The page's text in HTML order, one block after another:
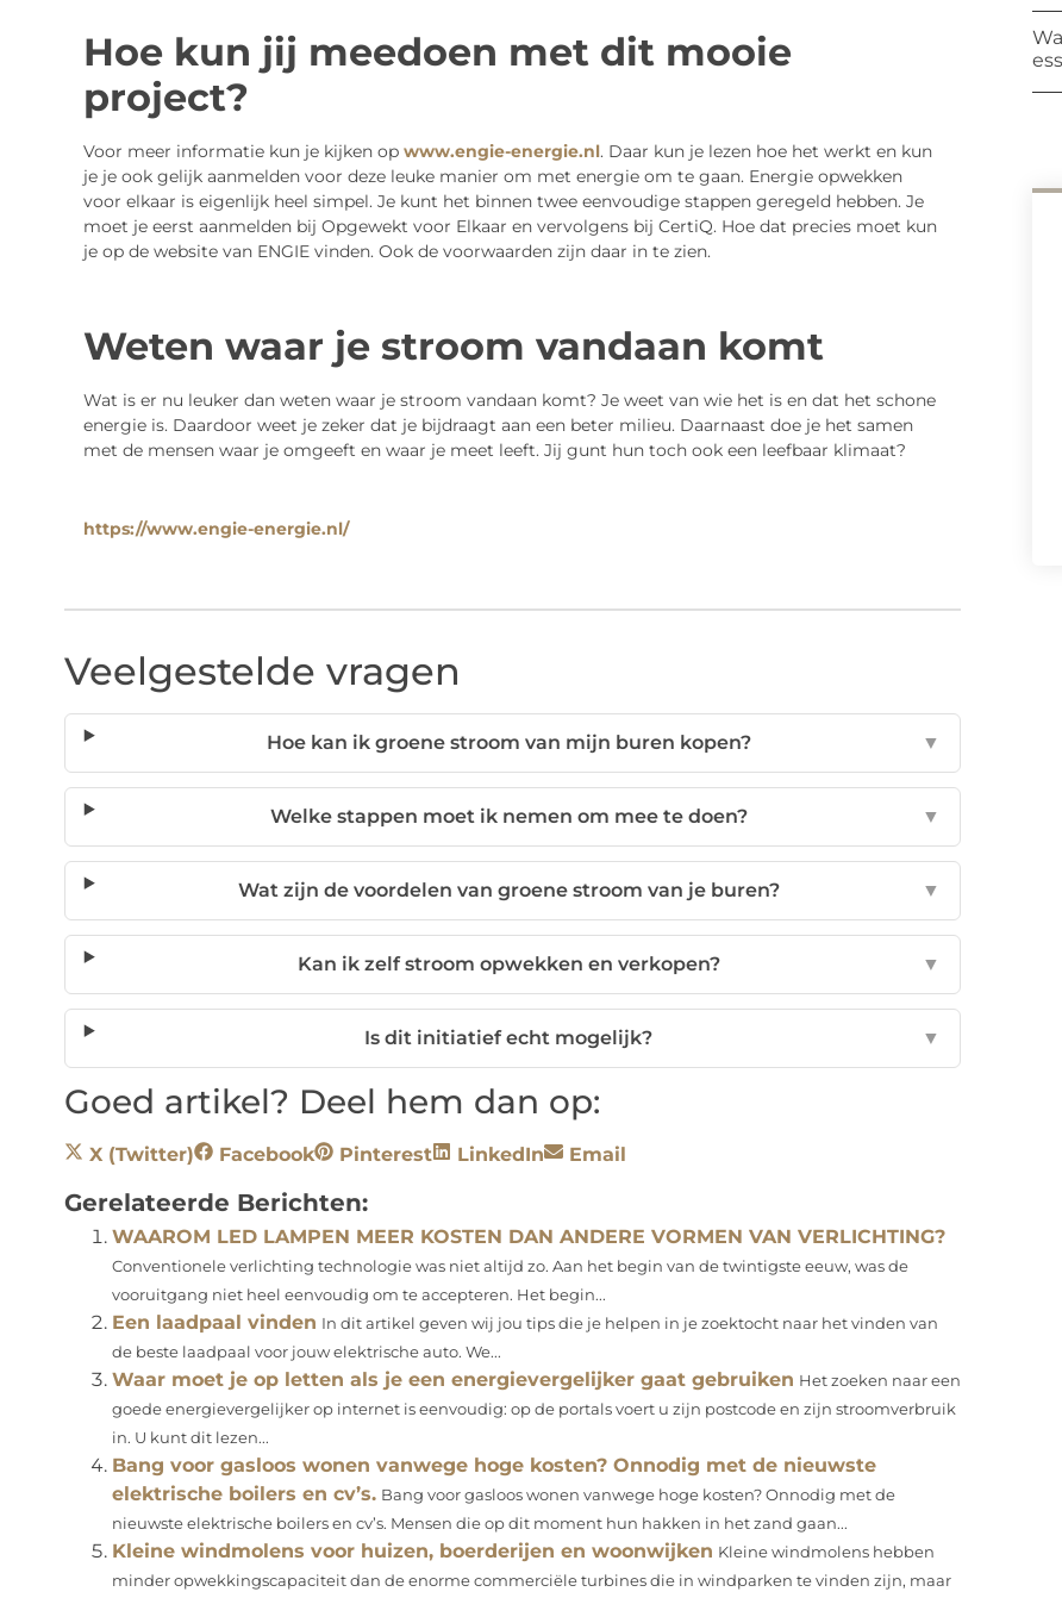
Hoe kun jij meedoen met dit mooie
project?
Voor meer informatie kun je kijken op www.engie-energie.nl. Daar kun je lezen hoe het werkt en kun
je je ook gelijk aanmelden voor deze leuke manier om met energie om te gaan. Energie opwekken
voor elkaar is eigenlijk heel simpel. Je kunt het binnen twee eenvoudige stappen geregeld hebben. Je
moet je eerst aanmelden bij Opgewekt voor Elkaar en vervolgens bij CertiQ. Hoe dat precies moet kun
je op de website van ENGIE vinden. Ook de voorwaarden zijn daar in te zien.
Weten waar je stroom vandaan komt
Wat is er nu leuker dan weten waar je stroom vandaan komt? Je weet van wie het is en dat het schone
energie is. Daardoor weet je zeker dat je bijdraagt aan een beter milieu. Daarnaast doe je het samen
met de mensen waar je omgeeft en waar je meet leeft. Jij gunt hun toch ook een leefbaar klimaat?
https://www.engie-energie.nl/
Veelgestelde vragen
Hoe kan ik groene stroom van mijn buren kopen? ▼
Welke stappen moet ik nemen om mee te doen? ▼
Wat zijn de voordelen van groene stroom van je buren? ▼
Kan ik zelf stroom opwekken en verkopen? ▼
Is dit initiatief echt mogelijk? ▼
Goed artikel? Deel hem dan op:
X (Twitter) Facebook Pinterest LinkedIn Email
Gerelateerde Berichten:
WAAROM LED LAMPEN MEER KOSTEN DAN ANDERE VORMEN VAN VERLICHTING?
Conventionele verlichting technologie was niet altijd zo. Aan het begin van de twintigste eeuw, was de
vooruitgang niet heel eenvoudig om te accepteren. Het begin...
Een laadpaal vinden In dit artikel geven wij jou tips die je helpen in je zoektocht naar het vinden van
de beste laadpaal voor jouw elektrische auto. We...
Waar moet je op letten als je een energievergelijker gaat gebruiken Het zoeken naar een
goede energievergelijker op internet is eenvoudig: op de portals voert u zijn postcode en zijn stroomverbruik
in. U kunt dit lezen...
Bang voor gasloos wonen vanwege hoge kosten? Onnodig met de nieuwste
elektrische boilers en cv’s. Bang voor gasloos wonen vanwege hoge kosten? Onnodig met de
nieuwste elektrische boilers en cv’s. Mensen die op dit moment hun hakken in het zand gaan...
Kleine windmolens voor huizen, boerderijen en woonwijken Kleine windmolens hebben
minder opwekkingscapaciteit dan de enorme commerciële turbines die in windparken te vinden zijn, maar